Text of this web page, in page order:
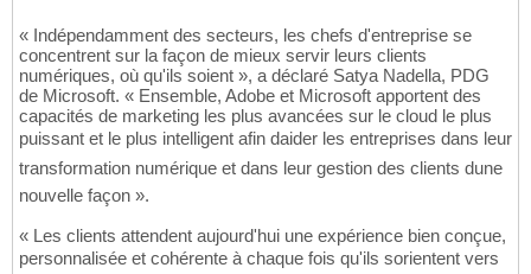
« Indépendamment des secteurs, les chefs d'entreprise se
concentrent sur la façon de mieux servir leurs clients
numériques, où qu'ils soient », a déclaré Satya Nadella, PDG
de Microsoft. « Ensemble, Adobe et Microsoft apportent des
capacités de marketing les plus avancées sur le cloud le plus
puissant et le plus intelligent afin daider les entreprises dans leur
transformation numérique et dans leur gestion des clients dune
nouvelle façon ».
« Les clients attendent aujourd'hui une expérience bien conçue,
personnalisée et cohérente à chaque fois qu'ils sorientent vers